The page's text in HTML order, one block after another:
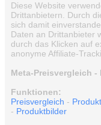
Diese Website
Drittanbietern. Durch
sich damit
Daten an Drittanbieter
durch das Klicken auf
anonyme Affiliate-
Meta-Preisvergleich
Funktionen:
Preisvergleich -
- Produktbilder